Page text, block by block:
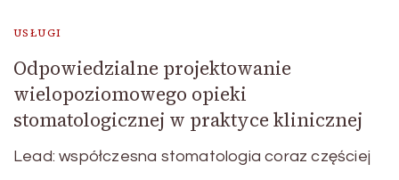
USŁUGI
Odpowiedzialne projektowanie
wielopoziomowego opieki
stomatologicznej w praktyce klinicznej
Lead: współczesna stomatologia coraz częściej